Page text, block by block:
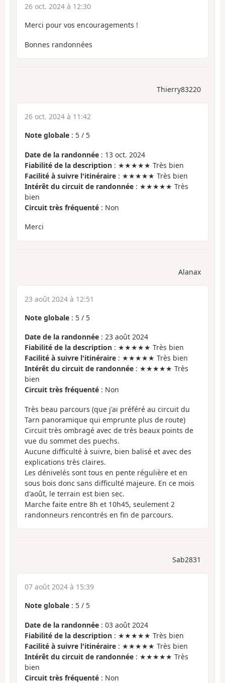
26 oct. 2024 à 12:30
Merci pour vos encouragements !
Bonnes randonnées
Thierry83220
26 oct. 2024 à 11:42
Note globale : 5 / 5
Date de la randonnée : 13 oct. 2024
Fiabilité de la description : ★★★★★ Très bien
Facilité à suivre l'itinéraire : ★★★★★ Très bien
Intérêt du circuit de randonnée : ★★★★★ Très
bien
Circuit très fréquenté : Non
Merci
Alanax
23 août 2024 à 12:51
Note globale : 5 / 5
Date de la randonnée : 23 août 2024
Fiabilité de la description : ★★★★★ Très bien
Facilité à suivre l'itinéraire : ★★★★★ Très bien
Intérêt du circuit de randonnée : ★★★★★ Très
bien
Circuit très fréquenté : Non
Très beau parcours (que j'ai préféré au circuit du
Tarn panoramique qui emprunte plus de route)
Circuit très ombragé avec de très beaux points de
vue du sommet des puechs.
Aucune difficulté à suivre, bien balisé et avec des
explications très claires.
Les dénivelés sont tous en pente régulière et en
sous bois donc sans difficulté majeure. En ce mois
d'août, le terrain est bien sec.
Marche faite entre 8h et 10h45, seulement 2
randonneurs rencontrés en fin de parcours.
Sab2831
07 août 2024 à 15:39
Note globale : 5 / 5
Date de la randonnée : 03 août 2024
Fiabilité de la description : ★★★★★ Très bien
Facilité à suivre l'itinéraire : ★★★★★ Très bien
Intérêt du circuit de randonnée : ★★★★★ Très
bien
Circuit très fréquenté : Non